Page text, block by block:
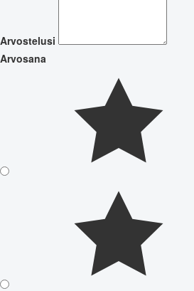
Arvostelusi
Arvosana